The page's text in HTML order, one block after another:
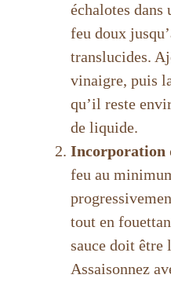
échalotes dans
feu doux
translucides.
vinaigre, puis
qu’il reste
de liquide.
Incorporation
feu au
tout en
sauce doit être
Assaisonnez